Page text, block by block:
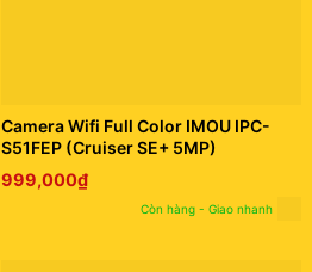
Camera Wifi Full Color IMOU IPC-
S51FEP (Cruiser SE+ 5MP)
999,000₫
Còn hàng - Giao nhanh